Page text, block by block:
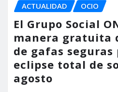
ACTUALIDAD OCIO
El Grupo Social
manera gratuita
de gafas seguras
eclipse total de
agosto